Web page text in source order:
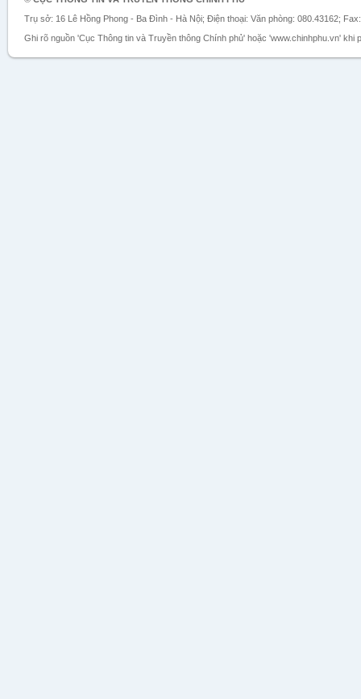
Trụ sở: 16 Lê Hồng Phong - Ba Đình - Hà Nội; Điện thoại: Văn phòng: 080.43162;
Ghi rõ nguồn 'Cục Thông tin và Truyền thông Chính phủ' hoặc 'www.chinhphu.vn' khi